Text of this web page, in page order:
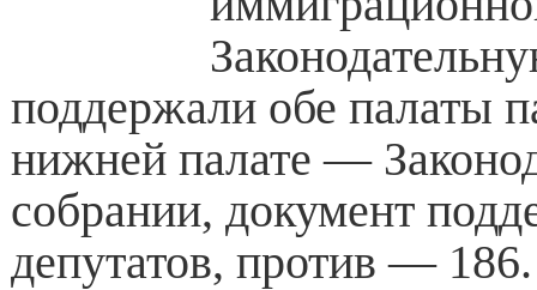
поддержали обе палаты
нижней палате —
собрании, документ
депутатов, против — 186.